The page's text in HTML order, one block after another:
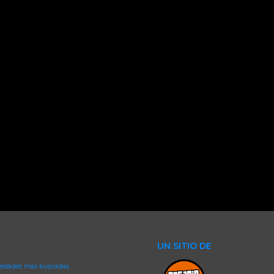
más buscadas
UN SITIO DE